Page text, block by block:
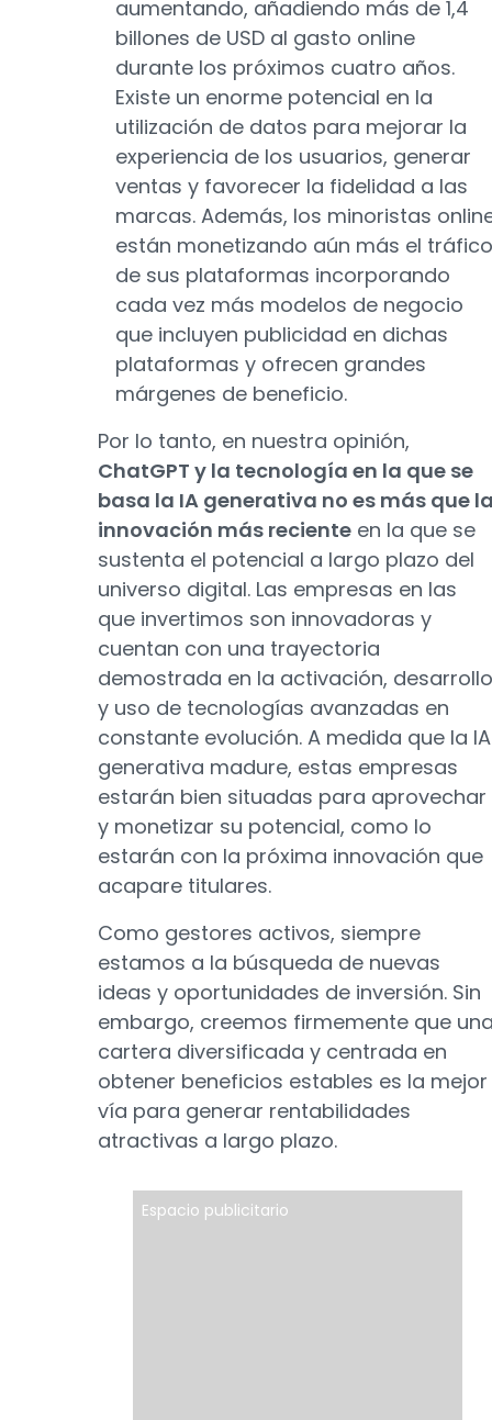
aumentando, añadiendo más de 1,4
billones de USD al gasto online
durante los próximos cuatro años.
Existe un enorme potencial en la
utilización de datos para mejorar la
experiencia de los usuarios, generar
ventas y favorecer la fidelidad a las
marcas. Además, los minoristas
están monetizando aún más el tráfico
de sus plataformas incorporando
cada vez más modelos de negocio
que incluyen publicidad en dichas
plataformas y ofrecen grandes
márgenes de beneficio.
Por lo tanto, en nuestra opinión,
ChatGPT y la tecnología en la que se
basa la IA generativa no es más que
innovación más reciente en la que se
sustenta el potencial a largo plazo del
universo digital. Las empresas en las
que invertimos son innovadoras y
cuentan con una trayectoria
demostrada en la activación, desarrollo
y uso de tecnologías avanzadas en
constante evolución. A medida que la IA
generativa madure, estas empresas
estarán bien situadas para aprovechar
y monetizar su potencial, como lo
estarán con la próxima innovación que
acapare titulares.
Como gestores activos, siempre
estamos a la búsqueda de nuevas
ideas y oportunidades de inversión. Sin
embargo, creemos firmemente que
cartera diversificada y centrada en
obtener beneficios estables es la mejor
vía para generar rentabilidades
atractivas a largo plazo.
Espacio publicitario